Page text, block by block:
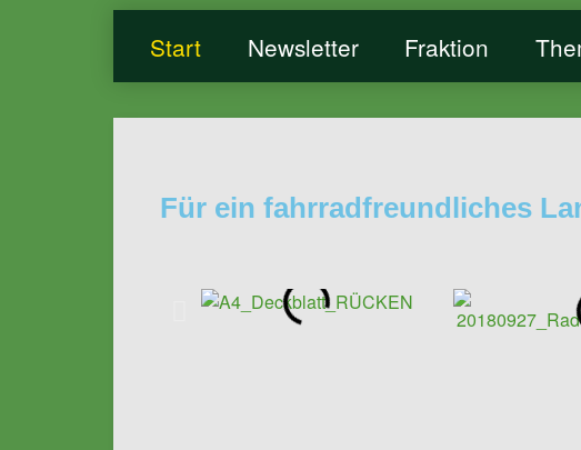
Start Newsletter Fraktion
Für ein fahrradfreundliches